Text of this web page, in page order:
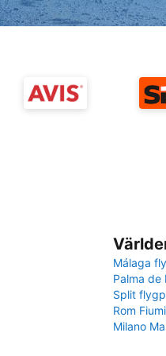
Málaga
Palma
Split
Rom
Milano